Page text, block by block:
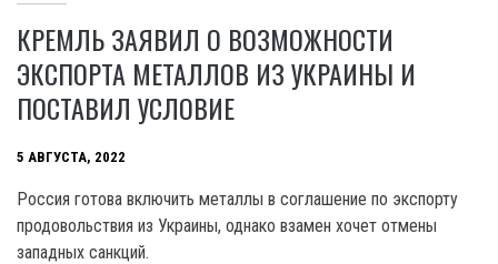
КРЕМЛЬ ЗАЯВИЛ О ВОЗМОЖНОСТИ
ЭКСПОРТА МЕТАЛЛОВ ИЗ УКРАИНЫ И
ПОСТАВИЛ УСЛОВИЕ
5 АВГУСТА, 2022
Россия готова включить металлы в соглашение по экспорту
продовольствия из Украины, однако взамен хочет отмены
западных санкций.